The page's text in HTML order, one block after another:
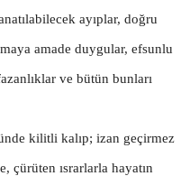
ayıplar, doğru
amade duygular, efsunlu
ve bütün bunları
kilitli kalıp; izan geçirmez
çürüten ısrarlarla hayatın